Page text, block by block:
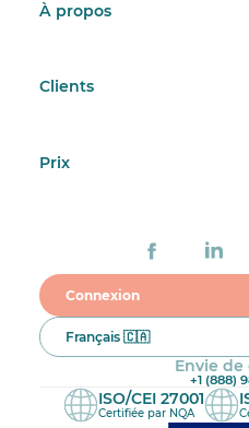
À propos
Clients
Prix
Connexion
Français 🇨🇦
Envie
+1 (888)
ISO/CEI 27001
Certifiée par NQA